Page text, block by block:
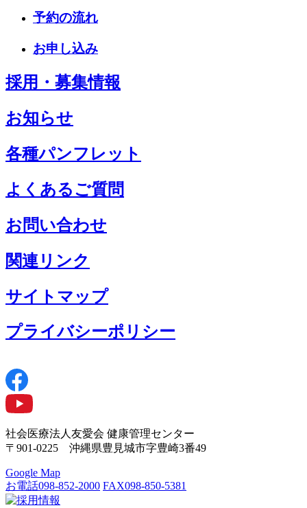
予約の流れ
お申し込み
採用・募集情報
お知らせ
各種パンフレット
よくあるご質問
お問い合わせ
関連リンク
サイトマップ
プライバシーポリシー
社会医療法人友愛会 健康管理センター
〒901-0225 沖縄県豊見城市字豊崎3番49
Google Map
お電話098-852-2000 FAX098-850-5381